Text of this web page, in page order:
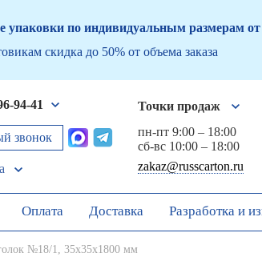
упаковки по индивидуальным размерам от
скидка до 50% от объема заказа
94-41
звонок
Точки продаж
пн-пт 9:00 – 18:00
сб-вс 10:00 – 18:00
zakaz@russcarton.ru
Оплата Доставка Разработка и
№18/1, 35х35х1800 мм